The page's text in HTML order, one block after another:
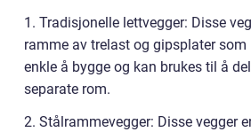
1. Tradisjonelle lettvegger: Disse
ramme av trelast og gipsplater som
enkle å bygge og kan brukes til å
separate rom.
2. Stålrammevegger: Disse vegger